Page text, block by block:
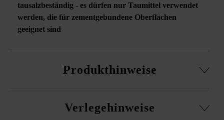
tausalzbeständig - es dürfen nur Taumittel verwendet
werden, die für zementgebundene Oberflächen
geeignet sind
Produkthinweise
Verwendung als Abdeckplatte sichtbar)
Verlegehinweise